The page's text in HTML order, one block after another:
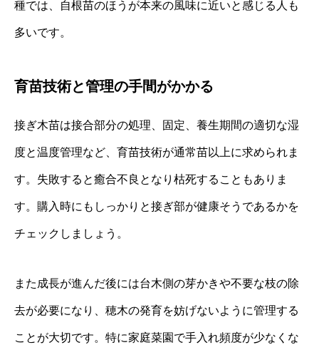
種では、自根苗のほうが本来の風味に近いと感じる人も
多いです。
育苗技術と管理の手間がかかる
接ぎ木苗は接合部分の処理、固定、養生期間の適切な湿
度と温度管理など、育苗技術が通常苗以上に求められま
す。失敗すると癒合不良となり枯死することもありま
す。購入時にもしっかりと接ぎ部が健康そうであるかを
チェックしましょう。
また成長が進んだ後には台木側の芽かきや不要な枝の除
去が必要になり、穂木の発育を妨げないように管理する
ことが大切です。特に家庭菜園で手入れ頻度が少なくな